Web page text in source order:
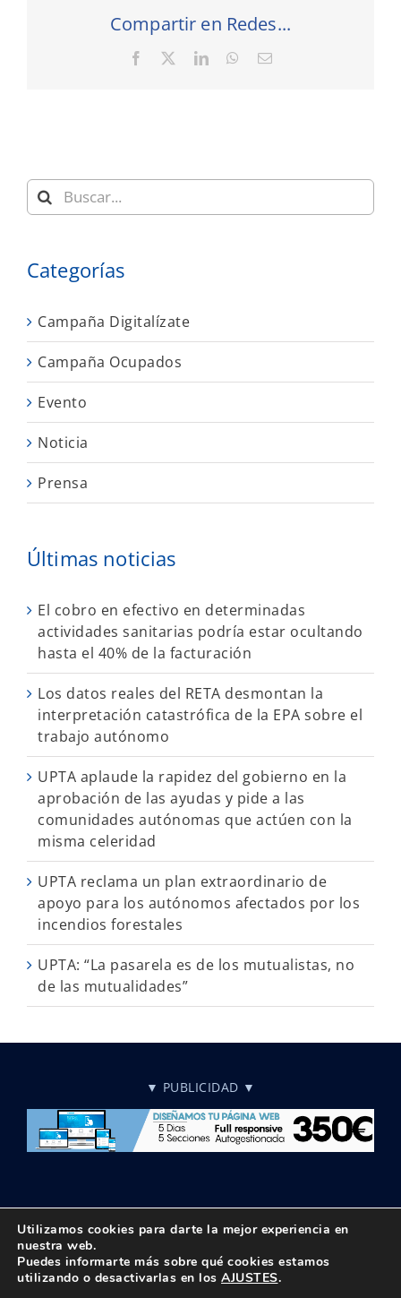
Compartir en Redes...
Facebook LinkedInWhatsApp
Correo
Buscar:
Categorías
Campaña Digitalízate
Campaña Ocupados
Evento
Noticia
Prensa
Últimas noticias
El cobro en efectivo en determinadas
actividades sanitarias podría estar ocultando
hasta el 40% de la facturación
Los datos reales del RETA desmontan la
interpretación catastrófica de la EPA sobre el
trabajo autónomo
UPTA aplaude la rapidez del gobierno en la
aprobación de las ayudas y pide a las
comunidades autónomas que actúen con la
misma celeridad
UPTA reclama un plan extraordinario de
apoyo para los autónomos afectados por los
incendios forestales
UPTA: “La pasarela es de los mutualistas, no
de las mutualidades”
▼ PUBLICIDAD ▼
© Copyright 2018 - 2026 UPTA | Todos los derechos reservados
|Política de privacidad|Aviso Legal
Utilizamos cookies para darte la mejor experiencia en
nuestra web.
Puedes informarte más sobre qué cookies estamos
utilizando o desactivarlas en los AJUSTES.